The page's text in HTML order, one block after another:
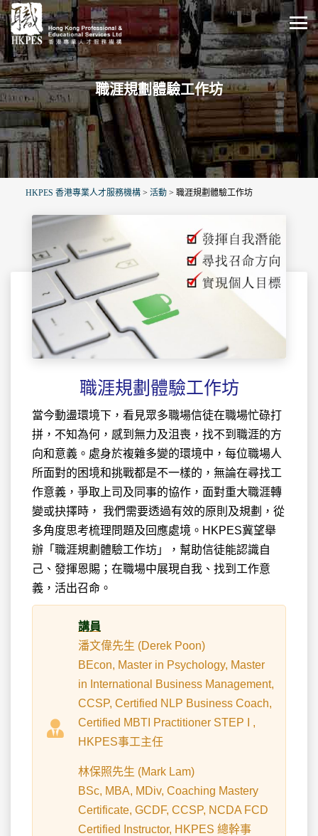
職涯規劃體驗工作坊
HKPES 香港專業人才服務機構 > 活動 > 職涯規劃體驗工作坊
職涯規劃體驗工作坊
當今動盪環境下，看見眾多職場信徒在職場忙碌打
拼，不知為何，感到無力及沮喪，找不到職涯的方
向和意義。處身於複雜多變的環境中，每位職場人
所面對的困境和挑戰都是不一樣的，無論在尋找工
作意義，爭取上司及同事的協作，面對重大職涯轉
變或抉擇時， 我們需要透過有效的原則及規劃，從
多角度思考梳理問題及回應處境。HKPES冀望舉
辦「職涯規劃體驗工作坊」，幫助信徒能認識自
己、發揮恩賜；在職場中展現自我、找到工作意
義，活出召命。
講員
潘文偉先生 (Derek Poon)
BEcon, Master in Psychology, Master
in International Business Management,
CCSP, Certified NLP Business Coach,
Certified MBTI Practitioner STEP I ,
HKPES事工主任
林保照先生 (Mark Lam)
BSc, MBA, MDiv, Coaching Mastery
Certificate, GCDF, CCSP, NCDA FCD
Certified Instructor, HKPES 總幹事